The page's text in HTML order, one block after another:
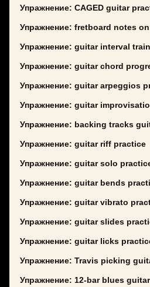
Упражнение: CAGED guitar
Упражнение: fretboard notes
Упражнение: guitar interval
Упражнение: guitar chord
Упражнение: guitar arpeggios
Упражнение: guitar
Упражнение: backing tracks
Упражнение: guitar riff practice
Упражнение: guitar solo
Упражнение: guitar bends
Упражнение: guitar vibrato
Упражнение: guitar slides
Упражнение: guitar licks
Упражнение: Travis picking
Упражнение: 12-bar blues guitar